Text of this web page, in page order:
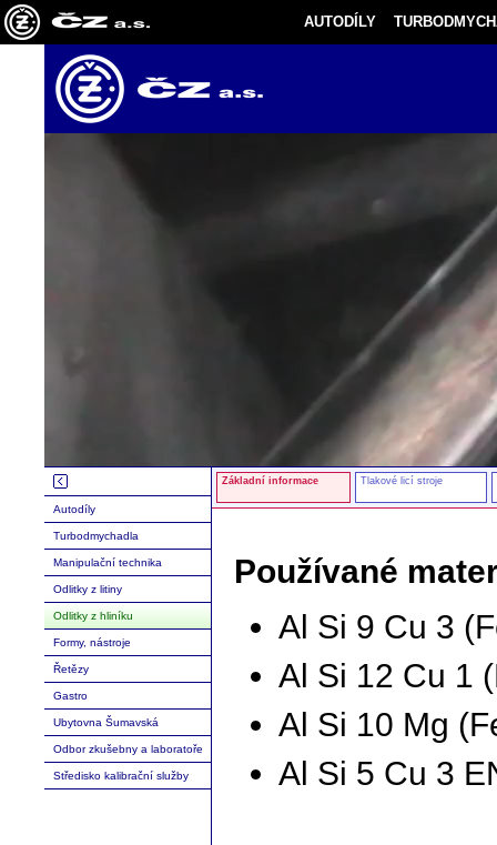
AUTODÍLY
Autodíly
Turbodmychadla
Manipulační technika
Odlitky z litiny
Odlitky z hliníku
Formy, nástroje
Řetězy
Gastro
Ubytovna Šumavská
Odbor zkušebny a laboratoře
Středisko kalibrační služby
Základní informace Tlakové licí stroje
Používané
Al Si 9 Cu 3
Al Si 12 Cu 1
Al Si 10 Mg
Al Si 5 Cu 3